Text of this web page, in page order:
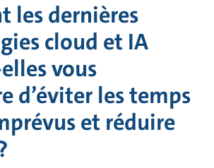
les dernières
cloud et IA
vous
d’éviter les temps
et réduire